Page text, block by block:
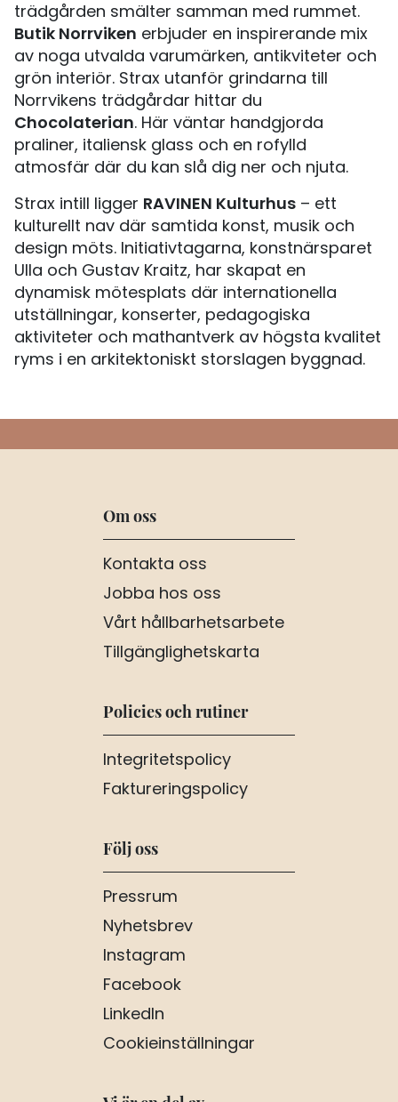
trädgården smälter samman med rummet.
Butik Norrviken erbjuder en inspirerande mix
av noga utvalda varumärken, antikviteter och
grön interiör. Strax utanför grindarna till
Norrvikens trädgårdar hittar du
Chocolaterian. Här väntar handgjorda
praliner, italiensk glass och en rofylld
atmosfär där du kan slå dig ner och njuta.
Strax intill ligger RAVINEN Kulturhus – ett
kulturellt nav där samtida konst, musik och
design möts. Initiativtagarna, konstnärsparet
Ulla och Gustav Kraitz, har skapat en
dynamisk mötesplats där internationella
utställningar, konserter, pedagogiska
aktiviteter och mathantverk av högsta kvalitet
ryms i en arkitektoniskt storslagen byggnad.
Om oss
Kontakta oss
Jobba hos oss
Vårt hållbarhetsarbete
Tillgänglighetskarta
Policies och rutiner
Integritetspolicy
Faktureringspolicy
Följ oss
Pressrum
Nyhetsbrev
Instagram
Facebook
LinkedIn
Cookieinställningar